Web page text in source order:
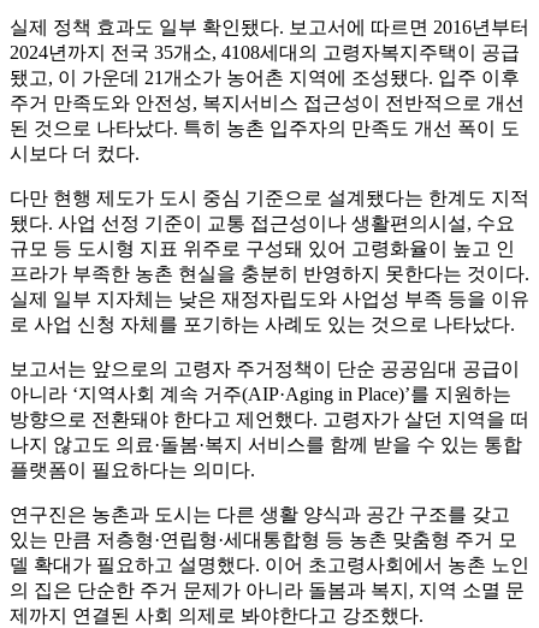
실제 정책 효과도 일부 확인됐다. 보고서에 따르면 2016년부터
2024년까지 전국 35개소, 4108세대의 고령자복지주택이 공급
됐고, 이 가운데 21개소가 농어촌 지역에 조성됐다. 입주 이후
주거 만족도와 안전성, 복지서비스 접근성이 전반적으로 개선
된 것으로 나타났다. 특히 농촌 입주자의 만족도 개선 폭이 도
시보다 더 컸다.
다만 현행 제도가 도시 중심 기준으로 설계됐다는 한계도 지적
됐다. 사업 선정 기준이 교통 접근성이나 생활편의시설, 수요
규모 등 도시형 지표 위주로 구성돼 있어 고령화율이 높고 인
프라가 부족한 농촌 현실을 충분히 반영하지 못한다는 것이다.
실제 일부 지자체는 낮은 재정자립도와 사업성 부족 등을 이유
로 사업 신청 자체를 포기하는 사례도 있는 것으로 나타났다.
보고서는 앞으로의 고령자 주거정책이 단순 공공임대 공급이
아니라 ‘지역사회 계속 거주(AIP·Aging in Place)’를 지원하는
방향으로 전환돼야 한다고 제언했다. 고령자가 살던 지역을 떠
나지 않고도 의료·돌봄·복지 서비스를 함께 받을 수 있는 통합
플랫폼이 필요하다는 의미다.
연구진은 농촌과 도시는 다른 생활 양식과 공간 구조를 갖고
있는 만큼 저층형·연립형·세대통합형 등 농촌 맞춤형 주거 모
델 확대가 필요하고 설명했다. 이어 초고령사회에서 농촌 노인
의 집은 단순한 주거 문제가 아니라 돌봄과 복지, 지역 소멸 문
제까지 연결된 사회 의제로 봐야한다고 강조했다.